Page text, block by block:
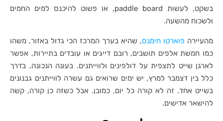
בשקט, לעשות paddle board, או פשוט להיכנס למים החמים
ולשכוח מהשעה.
מהעיירה פוארטו חימנס, שהיא בערך המרכז הכי גדול באזור, משהו
כמו חמשת אלפים תושבים, רובם דייגים או עובדים בתיירות, אפשר
לארגן שייט לתצפית על דולפינים ולווייתנים. בעונה הנכונה, בדרך
כלל בין דצמבר למרץ, יש ימים שרואים גם עשרה לווייתנים גבנונים
בשייט אחד. זה לא קורה כל יום, כמובן. אבל כשזה כן קורה, קשה
להישאר אדישים.